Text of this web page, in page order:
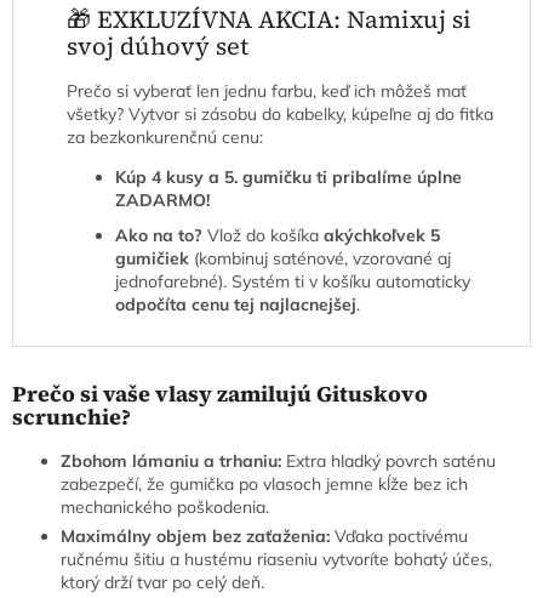
🎁 EXKLUZÍVNA AKCIA: Namixuj si
svoj dúhový set
Prečo si vyberať len jednu farbu, keď ich môžeš mať
všetky? Vytvor si zásobu do kabelky, kúpeľne aj do fitka
za bezkonkurenčnú cenu:
Kúp 4 kusy a 5. gumičku ti pribalíme úplne
ZADARMO!
Ako na to? Vlož do košíka akýchkoľvek 5
gumičiek (kombinuj saténové, vzorované aj
jednofarebné). Systém ti v košíku automaticky
odpočíta cenu tej najlacnejšej.
Prečo si vaše vlasy zamilujú Gituskovo
scrunchie?
Zbohom lámaniu a trhaniu: Extra hladký povrch saténu
zabezpečí, že gumička po vlasoch jemne kĺže bez ich
mechanického poškodenia.
Maximálny objem bez zaťaženia: Vďaka poctivému
ručnému šitiu a hustému riaseniu vytvoríte bohatý účes,
ktorý drží tvar po celý deň.